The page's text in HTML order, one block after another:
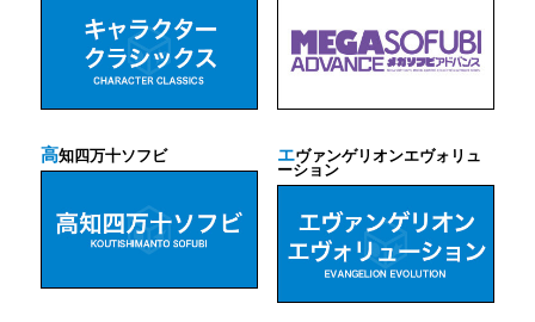
高知四万十ソフビ エヴァンゲリオンエヴォリュ
ーション